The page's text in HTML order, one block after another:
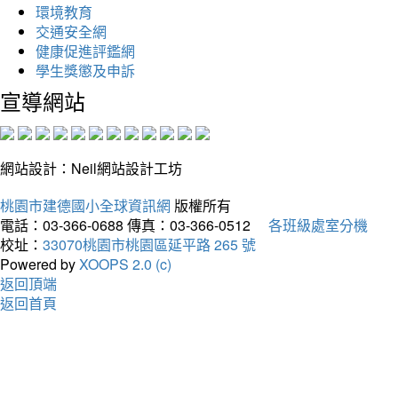
環境教育
交通安全網
健康促進評鑑網
學生獎懲及申訴
宣導網站
網站設計：Neil網站設計工坊
桃園市建德國小全球資訊網 版權所有
電話：03-366-0688 傳真：03-366-0512
各班級處室分機
校址： 33070桃園市桃園區延平路 265 號
Powered byXOOPS 2.0 (c)
返回頂端
返回首頁